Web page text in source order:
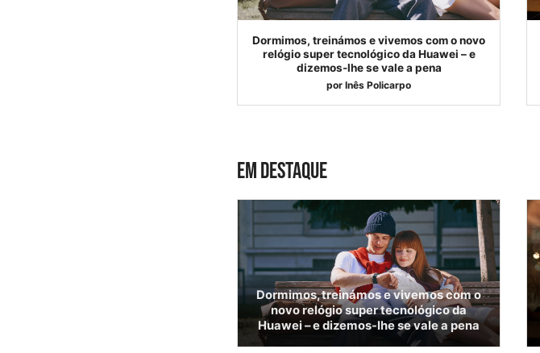
Dormimos, treinámos e vivemos com o novo
relógio super tecnológico da Huawei – e
dizemos-lhe se vale a pena
por Inês Policarpo
EM DESTAQUE
Dormimos, treinámos e vivemos com o
novo relógio super tecnológico da
Huawei – e dizemos-lhe se vale a pena